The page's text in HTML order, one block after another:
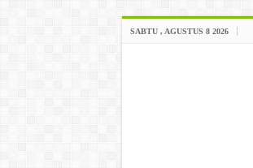
SABTU , AGUSTUS 8 2026